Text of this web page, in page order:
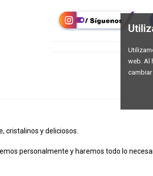
web. Al
cristalinos y deliciosos.
personalmente y haremos todo lo